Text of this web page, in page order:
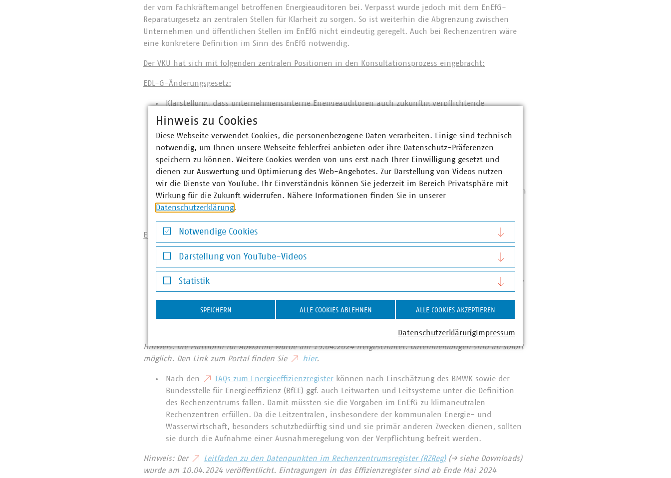
der vom Fachkräftemangel betroffenen Energieauditoren bei. Verpasst wurde jedoch mit dem EnEfG-
Reparaturgesetz an zentralen Stellen für Klarheit zu sorgen. So ist weiterhin die Abgrenzung zwischen
Unternehmen und öffentlichen Stellen im EnEfG nicht eindeutig geregelt. Auch bei Rechenzentren wäre
eine konkretere Definition im Sinn des EnEfG notwendig.
Der VKU hat sich mit folgenden zentralen Positionen in den Konsultationsprozess eingebracht:
EDL-G-Änderungsgesetz:
Klarstellung, dass unternehmensinterne Energieauditoren auch zukünftig verpflichtende
Energieaudits nach EDL-G-ÄndG durchführen können. Diese sich in der Praxis bereits bewährte
Regelung wirkt dem Fachkräftemangel entgegen und trägt zur Kostenbegrenzung des Energieaudits
bei.
Die im Rahmen des verpflichtenden Energieaudits vorgesehene Bewertung der technischen und
wirtschaftlichen Anschlussdurchführbarkeit an ein Fernwärme- oder Fernkältenetz sollte gestrichen
werden. Diese Bewertung sollte Teil der kommunalen Wärmeplanung oder der jeweiligen
Fernwärmesatzung bleiben.
EnEfG-Änderungsgesetz:
Unterstützt wird die bereits auch auf der Seite der BfEE verkündete Verschiebung der
Übermittlungsfrist an die Plattform für Abwärme (PfA) auf den 01.01.2025.Damit steht den
verpflichteten Unternehmen mehr Zeit zur Verfügung, die erforderlichen Daten zusammenzustellen.
Die geplante Einführung von Bagatellgrenzen für die Berichtspflicht von Abwärmepotentialen wird
Zusammenstellung ihrer Daten einstellen können, müssen diese bis spätestens 30.06.2024
Hinweis: Die Plattform für Abwärme wurde am 15.04.2024 freigeschaltet. Datenmeldungen sind ab sofort
möglich. Den Link zum Portal finden Sie
hier.
Nach den FAQs zum Energieeffizienzregister können nach Einschätzung des BMWK sowie der
Bundesstelle für Energieeffizienz (BfEE) ggf. auch Leitwarten und Leitsysteme unter die Definition
des Rechenzentrums fallen. Damit müssten sie die Vorgaben im EnEfG zu klimaneutralen
Rechenzentren erfüllen. Da die Leitzentralen, insbesondere der kommunalen Energie- und
Wasserwirtschaft, besonders schutzbedürftig sind und sie primär anderen Zwecken dienen, sollten
sie durch die Aufnahme einer Ausnahmeregelung von der Verpflichtung befreit werden.
Hinweis: Der Leitfaden zu den Datenpunkten im Rechenzentrumsregister (RZReg)(→ siehe Downloads)
wurde am 10.04.2024 veröffentlicht. Eintragungen in das Effizienzregister sind ab Ende Mai 2024
Hinweis zu Cookies
Diese Webseite verwendet Cookies, die personenbezogene Daten verarbeiten. Einige sind technisch
notwendig, um Ihnen unsere Webseite fehlerfrei anbieten oder ihre Datenschutz-Präferenzen
speichern zu können. Weitere Cookies werden von uns erst nach Ihrer Einwilligung gesetzt und
dienen zur Auswertung und Optimierung des Web-Angebotes. Zur Darstellung von Videos nutzen
wir die Dienste von YouTube. Ihr Einverständnis können Sie jederzeit im Bereich Privatsphäre mit
Wirkung für die Zukunft widerrufen. Nähere Informationen finden Sie in unserer
Datenschutzerklärung.
Notwendige Cookies
Notwendige Cookies
Darstellung von YouTube-Videos
Darstellung von YouTube-Videos
Statistik
Statistik
SPEICHERN ALLE COOKIES ABLEHNEN ALLE COOKIES AKZEPTIEREN
Datenschutzerklärung Impressum